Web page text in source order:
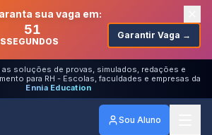
sua vaga em:
51
SEGUNDOS
Garantir Vaga →
soluções de provas, simulados, redações e
para RH - Escolas, faculdades e empresas da
Ennia Education
Sou Aluno